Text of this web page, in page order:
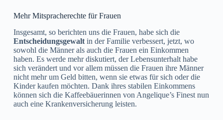
Mehr Mitspracherechte für Frauen
Insgesamt, so berichten uns die Frauen, habe sich die
Entscheidungsgewaltin der Familie verbessert, jetzt, wo
sowohl die Männer als auch die Frauen ein Einkommen
haben. Es werde mehr diskutiert, der Lebensunterhalt habe
sich verändert und vor allem müssen die Frauen ihre Männer
nicht mehr um Geld bitten, wenn sie etwas für sich oder die
Kinder kaufen möchten. Dank ihres stabilen Einkommens
können sich die Kaffeebäuerinnen von Angelique’s Finest nun
auch eine Krankenversicherung leisten.